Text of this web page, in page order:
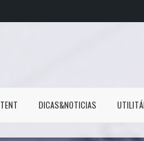
DICAS&NOTICIAS